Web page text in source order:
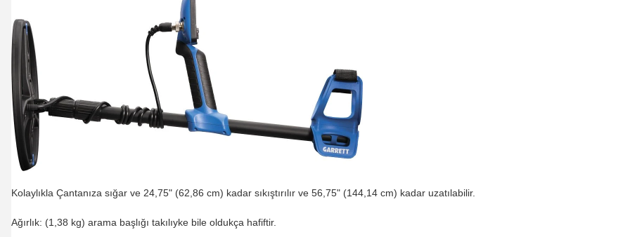
Kolaylıkla Çantanıza sığar ve 24,75" (62,86 cm) kadar sıkıştırılır ve 56,75" (144,14 cm) kadar uzatılabilir.
Ağırlık: (1,38 kg) arama başlığı takılıyke bile oldukça hafiftir.